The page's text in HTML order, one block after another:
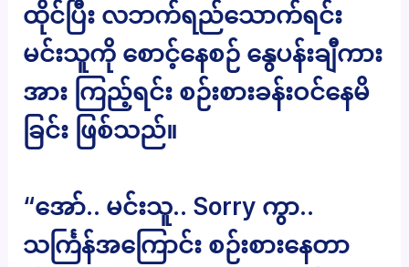
ထိုင်ပြီး လဘက်ရည်သောက်ရင်း
မင်းသူကို စောင့်နေစဉ် နွေပန်းချီကား
အား ကြည့်ရင်း စဉ်းစားခန်းဝင်နေမိ
ခြင်း ဖြစ်သည်။
“အော်.. မင်းသူ.. Sorry ကွာ..
သင်္ကြန်အကြောင်း စဉ်းစားနေတာ